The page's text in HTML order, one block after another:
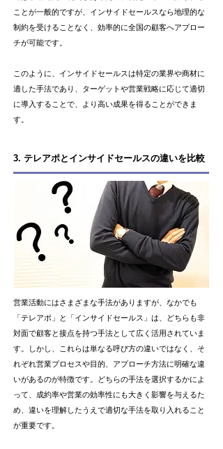
ことが一般的ですが、インサイドセールスなら地理的な
制約を受けることなく、効率的に全国の顧客へアプロー
チが可能です。
このように、インサイドセールスは特定の業界や商材に
適した手法であり、ターゲットや営業戦略に応じて適切
に導入することで、より高い成果を得ることができま
す。
3. テレアポとインサイドセールスの違いを比較
営業活動にはさまざまな手法がありますが、なかでも
「テレアポ」と「インサイドセールス」は、どちらも非
対面で顧客と接点を持つ手法として広く活用されていま
す。しかし、これらは単なる呼び方の違いではなく、そ
れぞれ営業プロセスや目的、アプローチ方法に明確な違
いがあるのが特徴です。どちらの手法を選択するかによ
って、成約率や営業の効率性にも大きく影響を与えるた
め、違いを理解したうえで適切な手法を取り入れること
が重要です。